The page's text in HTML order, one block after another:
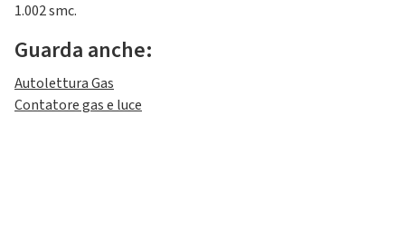
1.002 smc.
Guarda anche:
Autolettura Gas
Contatore gas e luce